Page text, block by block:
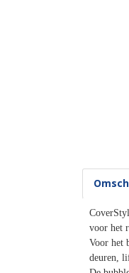
voor het
Voor het
deuren,